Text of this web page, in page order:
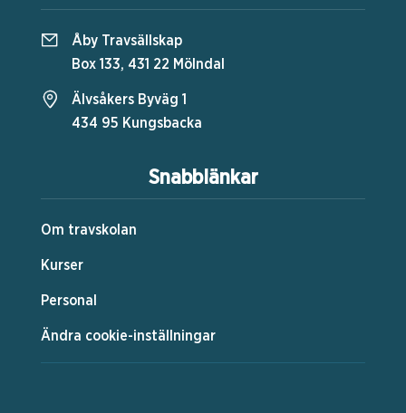
Snabblänkar
Om travskolan
Kurser
Personal
Ändra cookie-inställningar
Åby Travsällskap
Box 133, 431 22 Mölndal
Älvsåkers Byväg 1
434 95 Kungsbacka